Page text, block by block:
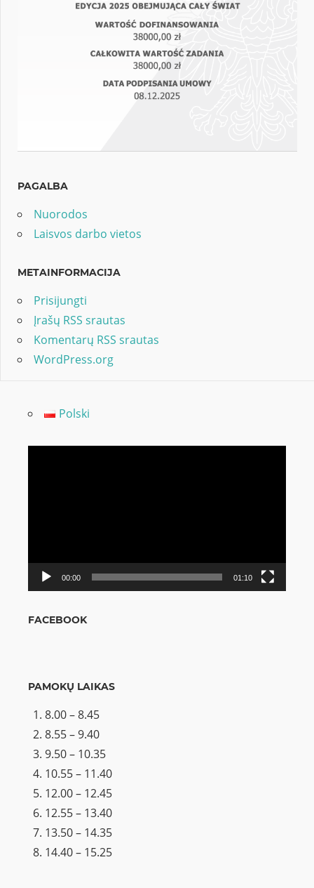
PAGALBA
Nuorodos
Laisvos darbo vietos
METAINFORMACIJA
Prisijungti
Įrašų RSS srautas
Komentarų RSS srautas
WordPress.org
Polski
00:00 01:10
FACEBOOK
PAMOKŲ LAIKAS
8.00 – 8.45
8.55 – 9.40
9.50 – 10.35
10.55 – 11.40
12.00 – 12.45
12.55 – 13.40
13.50 – 14.35
14.40 – 15.25